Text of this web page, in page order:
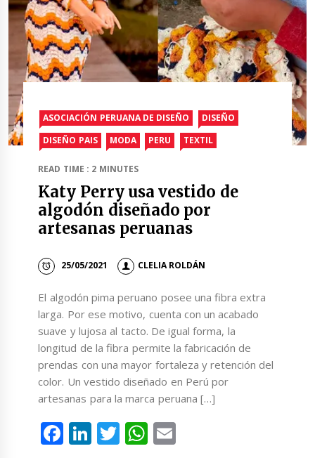
ASOCIACIÓN PERUANA DE DISEÑO
DISEÑO
DISEÑO PAIS
MODA PERU TEXTIL
READ TIME : 2 MINUTES
Katy Perry usa vestido de
algodón diseñado por
artesanas peruanas
25/05/2021 CLELIA ROLDÁN
El algodón pima peruano posee una fibra extra
larga. Por ese motivo, cuenta con un acabado
suave y lujosa al tacto. De igual forma, la
longitud de la fibra permite la fabricación de
prendas con una mayor fortaleza y retención del
color. Un vestido diseñado en Perú por
artesanas para la marca peruana […]
Facebook
LinkedIn
TwitterWhatsApp